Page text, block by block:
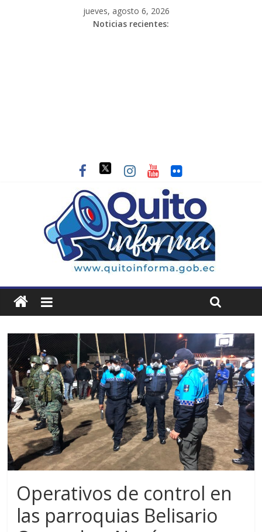
jueves, agosto 6, 2026
Noticias recientes:
Operativos de control en
las parroquias Belisario